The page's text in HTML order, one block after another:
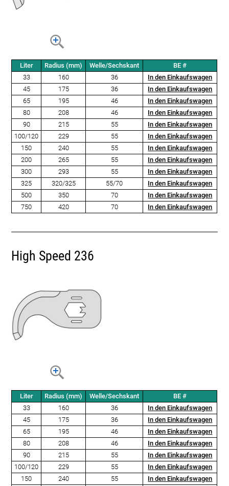
Liter Radius (mm) Welle/Sechskant
BE #
33
160 36
In den Einkaufswagen
45
175 36
In den Einkaufswagen
65
195 46
In den Einkaufswagen
80
208 46
In den Einkaufswagen
90
215 55
In den Einkaufswagen
100/120
229 55
In den Einkaufswagen
150
240 55
In den Einkaufswagen
200
265 55
In den Einkaufswagen
300
293 55
In den Einkaufswagen
325
320/325 55/70
In den Einkaufswagen
500
350 70
In den Einkaufswagen
750
420 70 In den Einkaufswagen
High Speed 236
Liter Radius (mm) Welle/Sechskant
BE #
33
160 36
In den Einkaufswagen
45
175 36
In den Einkaufswagen
65
195 46
In den Einkaufswagen
80
208 46
In den Einkaufswagen
90
215 55
In den Einkaufswagen
100/120
229 55
In den Einkaufswagen
150
240 55
In den Einkaufswagen